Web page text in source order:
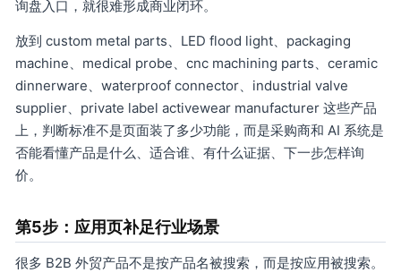
询盘入口，就很难形成商业闭环。
放到 custom metal parts、LED flood light、packaging
machine、medical probe、cnc machining parts、ceramic
dinnerware、waterproof connector、industrial valve
supplier、private label activewear manufacturer 这些产品
上，判断标准不是页面装了多少功能，而是采购商和 AI 系统是
否能看懂产品是什么、适合谁、有什么证据、下一步怎样询
价。
第5步：应用页补足行业场景
很多 B2B 外贸产品不是按产品名被搜索，而是按应用被搜索。